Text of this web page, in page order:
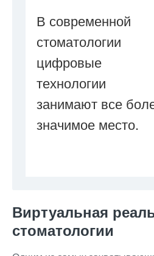
В современной
стоматологии
цифровые
технологии
занимают все
значимое место.
Виртуальная
стоматологии